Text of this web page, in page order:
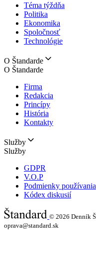
Téma týždňa
Politika
Ekonomika
Spoločnosť
Technológie
O Štandarde
O Štandarde
Firma
Redakcia
Princípy
História
Kontakty
Služby
Služby
GDPR
V.O.P
Podmienky používania
Kódex diskusií
© 2026 Denník
oprava@standard.sk